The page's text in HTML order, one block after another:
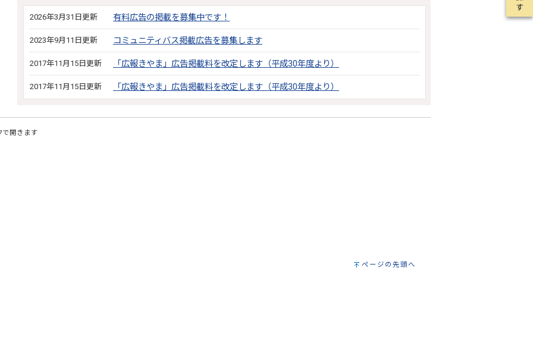
2026年3月31日更新 有料広告の掲載を募集中です！
2023年9月11日更新 コミュニティバス掲載広告を募集します
2017年11月15日更新 「広報きやま」広告掲載料を改定します（平成30年度より）
2017年11月15日更新 「広報きやま」広告掲載料を改定します（平成30年度より）
で開きます
ページの先頭へ